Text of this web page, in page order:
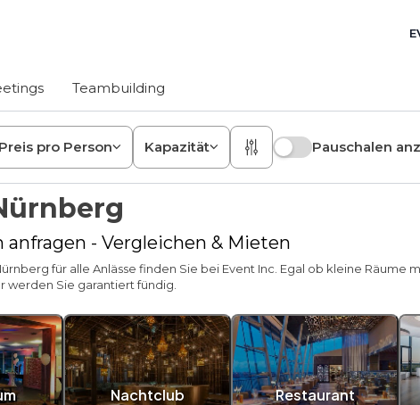
Teambuilding
Preis pro Person Kapazität Pauschalen
- Vergleichen & Mieten
für alle Anlässe finden Sie bei Event Inc. Egal ob kleine
werden Sie garantiert fündig.
Nachtclub Restaurant